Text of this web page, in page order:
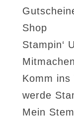
Shop
Stampin‘
Mitmachen
Komm ins
werde
Mein